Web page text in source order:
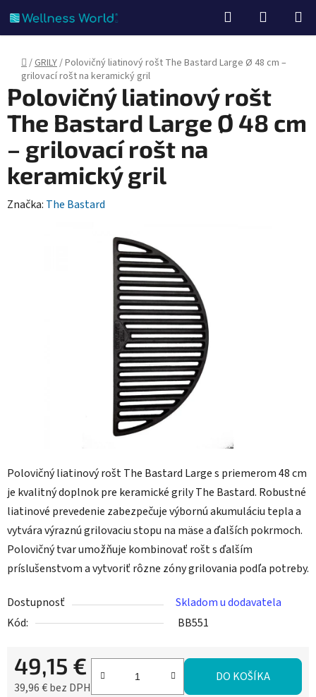
na
obsah
Hľadať
KOŠÍK
Domov
/GRILY/Polovičný liatinový rošt The Bastard Large Ø 48 cm –
grilovací rošt na keramický gril
Polovičný liatinový rošt The Bastard Large s priemerom 48 cm
je kvalitný doplnok pre keramické grily The Bastard. Robustné
liatinové prevedenie zabezpečuje výbornú akumuláciu tepla a
vytvára výraznú grilovaciu stopu na mäse a ďalších pokrmoch.
Polovičný tvar umožňuje kombinovať rošt s ďalším
príslušenstvom a vytvoriť rôzne zóny grilovania podľa potreby.
Dostupnosť
Skladom u dodavatela
Kód:
BB551
49,15 €
39,96 € bez DPH
DO KOŠÍKA
Polovičný liatinový rošt
The Bastard Large Ø 48 cm
– grilovací rošt na
keramický gril
Značka: The Bastard